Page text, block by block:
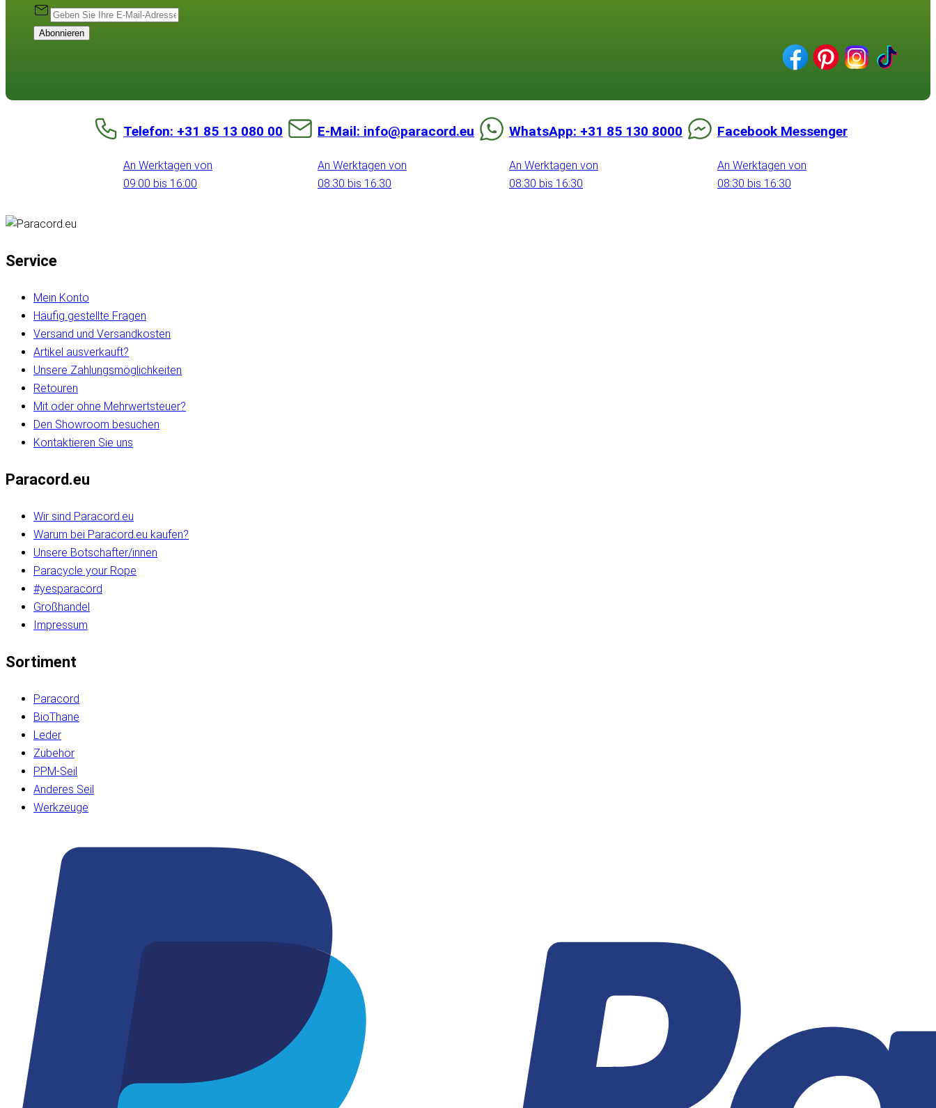
Abonnieren
Telefon: +31 85 13 080 00
An Werktagen von
09:00 bis 16:00
E-Mail: info@paracord.eu
An Werktagen von
08:30 bis 16:30
WhatsApp: +31 85 130 8000
An Werktagen von
08:30 bis 16:30
Facebook Messenger
An Werktagen von
08:30 bis 16:30
Service
Mein Konto
Häufig gestellte Fragen
Versand und Versandkosten
Artikel ausverkauft?
Unsere Zahlungsmöglichkeiten
Retouren
Mit oder ohne Mehrwertsteuer?
Den Showroom besuchen
Kontaktieren Sie uns
Paracord.eu
Wir sind Paracord.eu
Warum bei Paracord.eu kaufen?
Unsere Botschafter/innen
Paracycle your Rope
#yesparacord
Großhandel
Impressum
Sortiment
Paracord
BioThane
Leder
Zubehör
PPM-Seil
Anderes Seil
Werkzeuge